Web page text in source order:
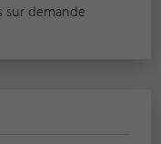
sur demande